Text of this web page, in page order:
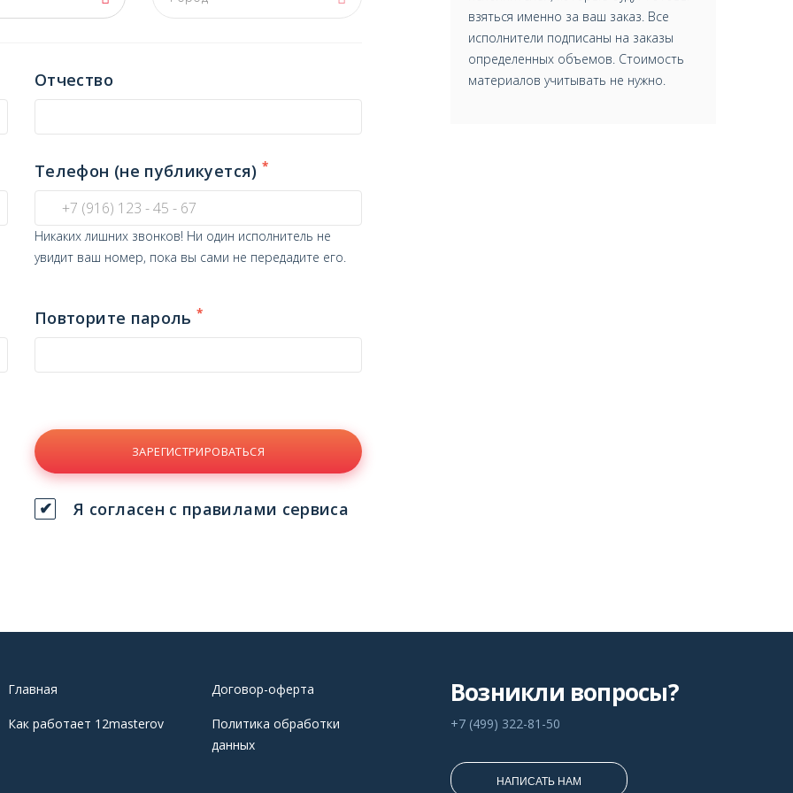
Отчество
Телефон (не публикуется) *
Никаких лишних звонков! Ни один исполнитель не
увидит ваш номер, пока вы сами не передадите его.
Повторите пароль*
ЗАРЕГИСТРИРОВАТЬСЯ
Я согласен с правилами сервиса
взяться именно за ваш заказ. Все
исполнители подписаны на заказы
определенных объемов. Стоимость
материалов учитывать не нужно.
Главная Договор-оферта
Как работает 12masterov
Политика обработки
данных
Возникли вопросы?
+7 (499) 322-81-50
НАПИСАТЬ НАМ